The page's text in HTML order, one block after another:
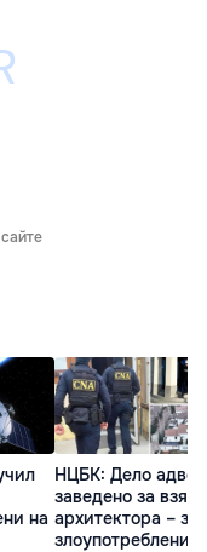
на
НЦБК: Дело
заведено за
архитектора – за
злоупотребления